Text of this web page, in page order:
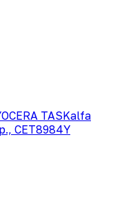
TASKalfa
CET8984Y